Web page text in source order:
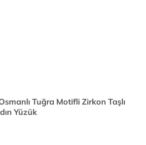
Tuğra Motifli Zirkon Taşlı
Yüzük